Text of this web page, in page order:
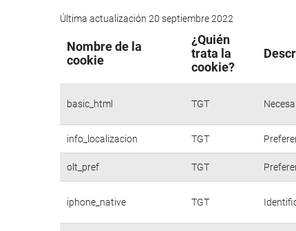
Última actualización 20 septiembre 2022
Nombre de la
cookie
¿Quién
trata la
cookie?
basic_html TGT
info_localizacion TGT
olt_pref TGT
iphone_native TGT